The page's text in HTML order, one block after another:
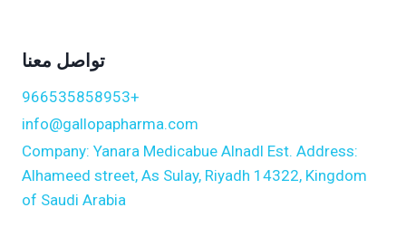
تواصل معنا
+966535858953
info@gallopapharma.com
Company: Yanara Medicabue Alnadl Est. Address:
Alhameed street, As Sulay, Riyadh 14322, Kingdom
of Saudi Arabia